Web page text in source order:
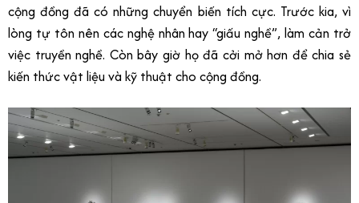
cộng đồng đã có những chuyển biến tích cực. Trước kia, vì
lòng tự tôn nên các nghệ nhân hay “giấu nghề”, làm cản trở
việc truyền nghề. Còn bây giờ họ đã cởi mở hơn để chia sẻ
kiến thức vật liệu và kỹ thuật cho cộng đồng.